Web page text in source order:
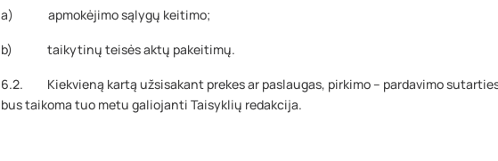
a) apmokėjimo sąlygų keitimo;
b) taikytinų teisės aktų pakeitimų.
6.2. Kiekvieną kartą užsisakant prekes ar paslaugas, pirkimo – pardavimo
bus taikoma tuo metu galiojanti Taisyklių redakcija.